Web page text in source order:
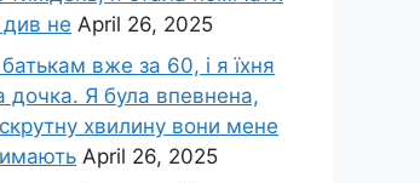
не April 26, 2025
вже за 60, і я їхня
дочка. Я була впевнена,
хвилину вони мене
April 26, 2025